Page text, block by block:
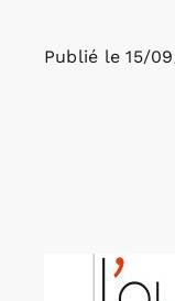
Rechercher:
Publié le 15/